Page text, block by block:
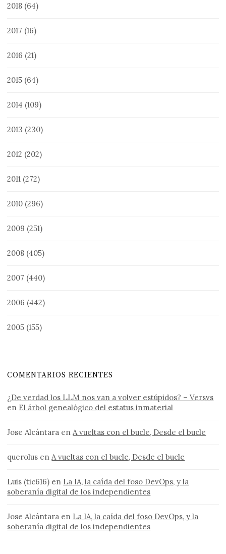
2018 (64)
2017 (16)
2016 (21)
2015 (64)
2014 (109)
2013 (230)
2012 (202)
2011 (272)
2010 (296)
2009 (251)
2008 (405)
2007 (440)
2006 (442)
2005 (155)
COMENTARIOS RECIENTES
¿De verdad los LLM nos van a volver estúpidos? – Versvs
en El árbol genealógico del estatus inmaterial
Jose Alcántara en A vueltas con el bucle, Desde el bucle
querolus en A vueltas con el bucle, Desde el bucle
Luis (tic616) en La IA, la caída del foso DevOps, y la
soberanía digital de los independientes
Jose Alcántara en La IA, la caída del foso DevOps, y la
soberanía digital de los independientes